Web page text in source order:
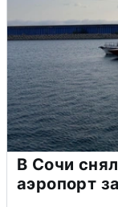
В Сочи
аэропорт